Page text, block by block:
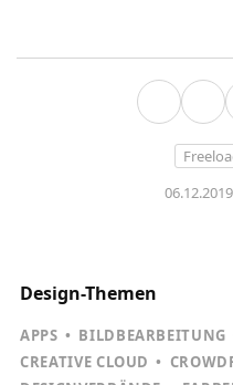
06.12.2019
Design-Themen
APPS BILDBEARBEITUNG
CREATIVE CLOUD